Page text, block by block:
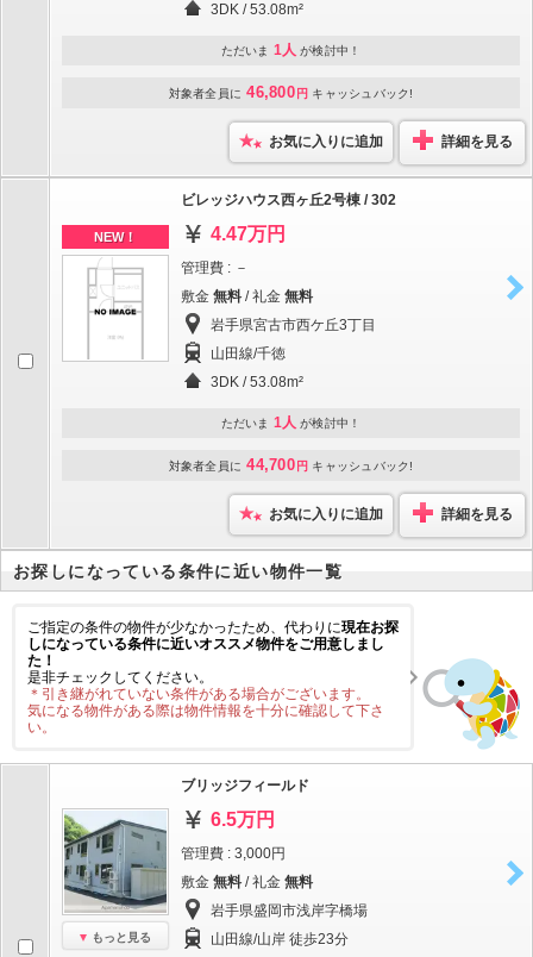
3DK / 53.08m²
ただいま 1人 が検討中！
対象者全員に 46,800 円 キャッシュバック!
お気に入りに追加 詳細を見る
NEW！
ビレッジハウス西ヶ丘2号棟 / 302
4.47万円
管理費 : －
敷金 無料 / 礼金 無料
岩手県宮古市西ケ丘3丁目
山田線/千徳
3DK / 53.08m²
ただいま 1人 が検討中！
対象者全員に 44,700 円 キャッシュバック!
お気に入りに追加 詳細を見る
お探しになっている条件に近い物件一覧
ご指定の条件の物件が少なかったため、代わりに現在お探
しになっている条件に近いオススメ物件をご用意しまし
た！
是非チェックしてください。
＊引き継がれていない条件がある場合がございます。
気になる物件がある際は物件情報を十分に確認して下さ
い。
もっと見る
ブリッジフィールド
6.5万円
管理費 : 3,000円
敷金 無料 / 礼金 無料
岩手県盛岡市浅岸字橋場
山田線/山岸 徒歩23分